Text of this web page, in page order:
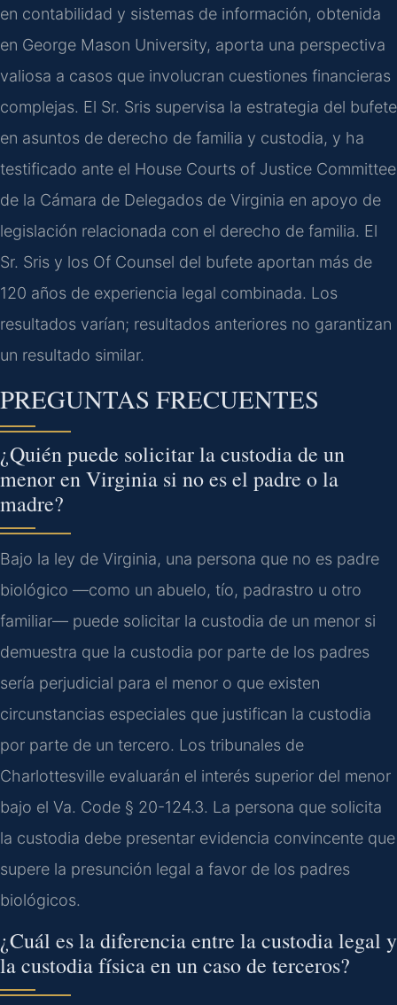
en contabilidad y sistemas de información, obtenida
en George Mason University, aporta una perspectiva
valiosa a casos que involucran cuestiones financieras
complejas. El Sr. Sris supervisa la estrategia del bufete
en asuntos de derecho de familia y custodia, y ha
testificado ante el House Courts of Justice Committee
de la Cámara de Delegados de Virginia en apoyo de
legislación relacionada con el derecho de familia. El
Sr. Sris y los Of Counsel del bufete aportan más de
120 años de experiencia legal combinada. Los
resultados varían; resultados anteriores no garantizan
un resultado similar.
PREGUNTAS FRECUENTES
¿Quién puede solicitar la custodia de un
menor en Virginia si no es el padre o la
madre?
Bajo la ley de Virginia, una persona que no es padre
biológico —como un abuelo, tío, padrastro u otro
familiar— puede solicitar la custodia de un menor si
demuestra que la custodia por parte de los padres
sería perjudicial para el menor o que existen
circunstancias especiales que justifican la custodia
por parte de un tercero. Los tribunales de
Charlottesville evaluarán el interés superior del menor
bajo el Va. Code § 20-124.3. La persona que solicita
la custodia debe presentar evidencia convincente que
supere la presunción legal a favor de los padres
biológicos.
¿Cuál es la diferencia entre la custodia legal y
la custodia física en un caso de terceros?